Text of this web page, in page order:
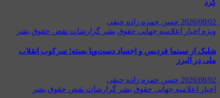
حسن حمزه زاده حیقی
اخبار اعلاميه جهانی حقوق بشر گزارشات نقض حقوق بشر
از سینما فردیس و اجساد دست‌وپا بسته؛ سرکوب انقلاب
البرز
حسن حمزه زاده حیقی
اعلاميه جهانی حقوق بشر گزارشات نقض حقوق بشر